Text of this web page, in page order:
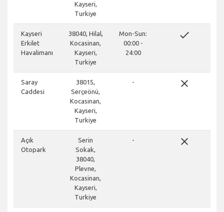
Kayseri,
Turkiye
Kayseri
Erkilet
Havalimanı
38040, Hilal,
Kocasinan,
Kayseri,
Turkiye
Mon-Sun:
00:00 -
24:00
done
Saray
Caddesi
38015,
Serçeönü,
Kocasinan,
Kayseri,
Turkiye
- close
Açık
Otopark
Serin
Sokak,
38040,
Plevne,
Kocasinan,
Kayseri,
Turkiye
- close